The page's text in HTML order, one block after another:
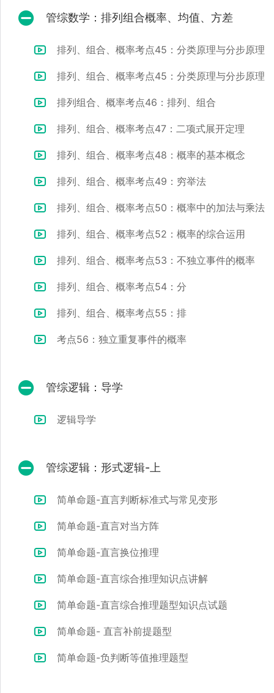
管综数学：排列组合概率、均值、方差
排列、组合、概率考点45：分类原理与分步原理
排列、组合、概率考点45：分类原理与分步原理
排列组合、概率考点46：排列、组合
排列、组合、概率考点47：二项式展开定理
排列、组合、概率考点48：概率的基本概念
排列、组合、概率考点49：穷举法
排列、组合、概率考点50：概率中的加法与乘法
排列、组合、概率考点52：概率的综合运用
排列、组合、概率考点53：不独立事件的概率
排列、组合、概率考点54：分
排列、组合、概率考点55：排
考点56：独立重复事件的概率
管综逻辑：导学
逻辑导学
管综逻辑：形式逻辑-上
简单命题-直言判断标准式与常见变形
简单命题-直言对当方阵
简单命题-直言换位推理
简单命题-直言综合推理知识点讲解
简单命题-直言综合推理题型知识点试题
简单命题- 直言补前提题型
简单命题-负判断等值推理题型